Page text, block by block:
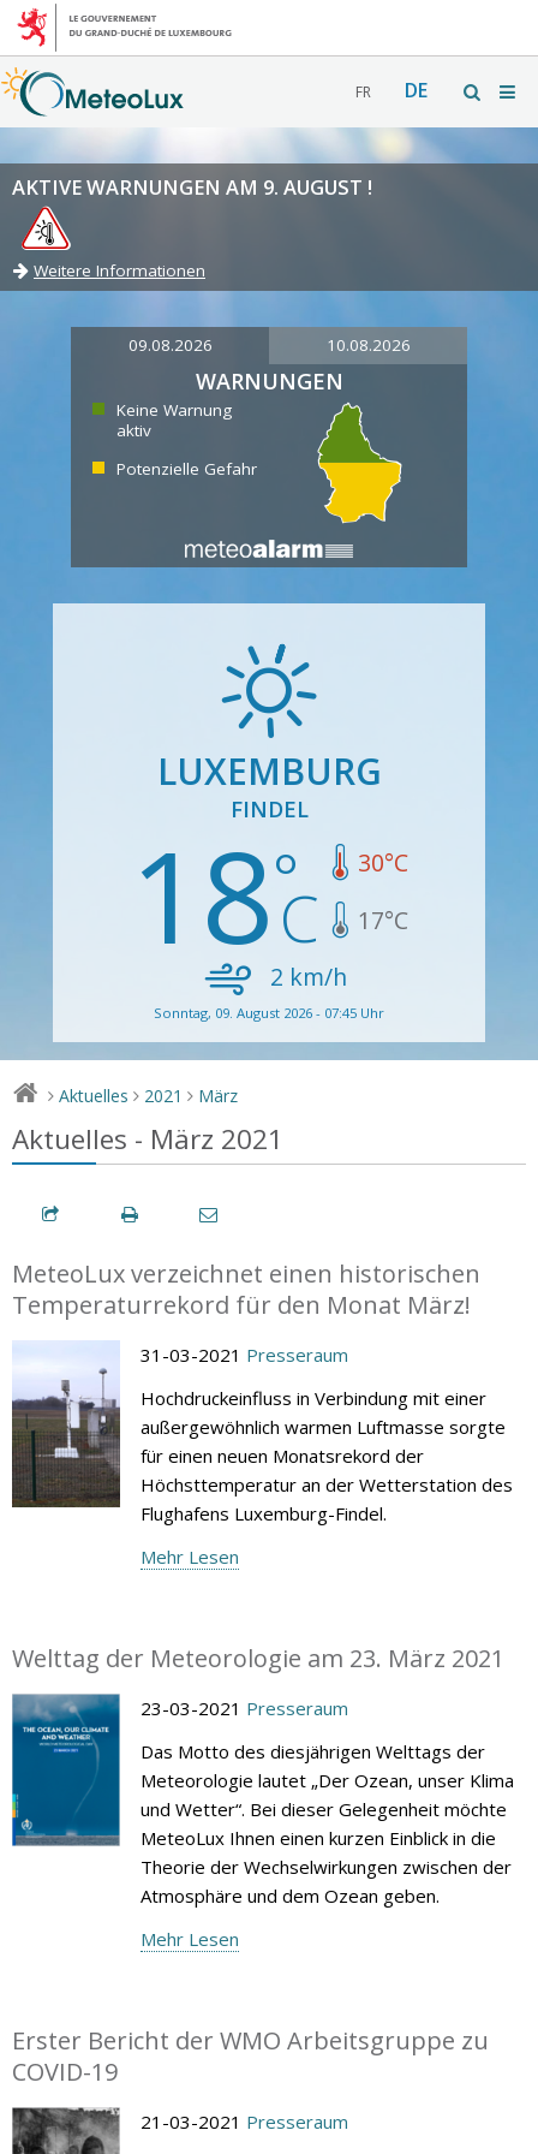
FR DE
AKTIVE WARNUNGEN AM 9. AUGUST !
Weitere Informationen
09.08.2026 10.08.2026
WARNUNGEN
Keine Warnung
aktiv
Potenzielle Gefahr
LUXEMBURG
FINDEL
18 30°C
17°C
2 km/h
Sonntag, 09. August 2026 - 07:45 Uhr
> Aktuelles > 2021 > März
Aktuelles - März 2021
MeteoLux verzeichnet einen historischen
Temperaturrekord für den Monat März!
31-03-2021 Presseraum
Hochdruckeinfluss in Verbindung mit einer
außergewöhnlich warmen Luftmasse sorgte
für einen neuen Monatsrekord der
Höchsttemperatur an der Wetterstation des
Flughafens Luxemburg-Findel.
Mehr Lesen
Welttag der Meteorologie am 23. März 2021
23-03-2021 Presseraum
Das Motto des diesjährigen Welttags der
Meteorologie lautet „Der Ozean, unser Klima
und Wetter“. Bei dieser Gelegenheit möchte
MeteoLux Ihnen einen kurzen Einblick in die
Theorie der Wechselwirkungen zwischen der
Atmosphäre und dem Ozean geben.
Mehr Lesen
Erster Bericht der WMO Arbeitsgruppe zu
COVID-19
21-03-2021 Presseraum